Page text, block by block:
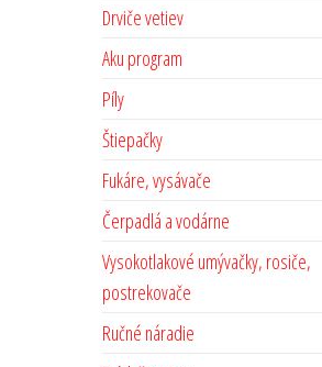
Drviče vetiev
Aku program
Píly
Štiepačky
Fukáre, vysávače
Čerpadlá a vodárne
Vysokotlakové umývačky, rosiče,
postrekovače
Ručné náradie